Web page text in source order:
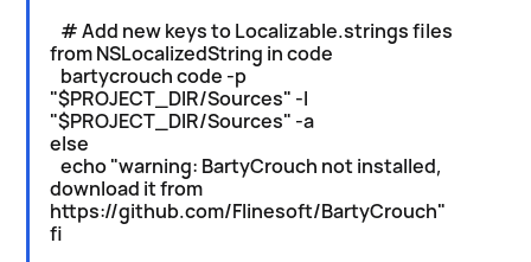
# Add new keys to Localizable.strings files
from NSLocalizedString in code
bartycrouch code -p
"$PROJECT_DIR/Sources" -l
"$PROJECT_DIR/Sources" -a
else
echo "warning: BartyCrouch not installed,
download it from
https://github.com/Flinesoft/BartyCrouch"
fi